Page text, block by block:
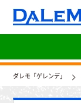
ダレモ「ゲレンデ」